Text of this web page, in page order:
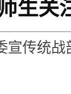
生关
宣传统